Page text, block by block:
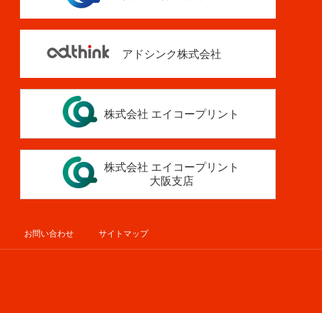
アドシンク株式会社
株式会社 エイコープリント
株式会社 エイコープリント
大阪支店
お問い合わせ サイトマップ